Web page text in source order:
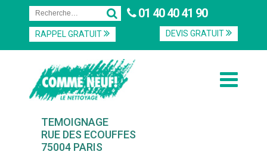
01 40 40 41 90
DEVIS GRATUIT
RAPPEL GRATUIT
TEMOIGNAGE
RUE DES ECOUFFES
75004 PARIS